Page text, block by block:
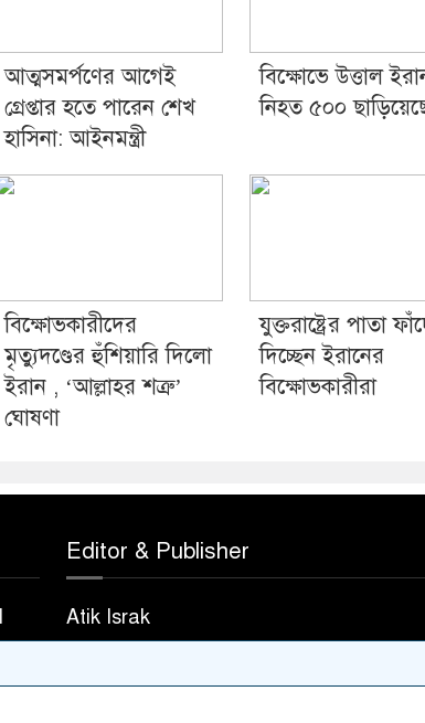
আত্মসমর্পণের আগেই
গ্রেপ্তার হতে পারেন শেখ
হাসিনা: আইনমন্ত্রী
বিক্ষোভে উত্তাল
নিহত ৫০০
বিক্ষোভকারীদের
মৃত্যুদণ্ডের হুঁশিয়ারি দিলো
ইরান , ‘আল্লাহর শত্রু’
ঘোষণা
যুক্তরাষ্ট্রের পাতা
দিচ্ছেন ইরানের
বিক্ষোভকারীরা
Editor & Publisher
Atik Israk